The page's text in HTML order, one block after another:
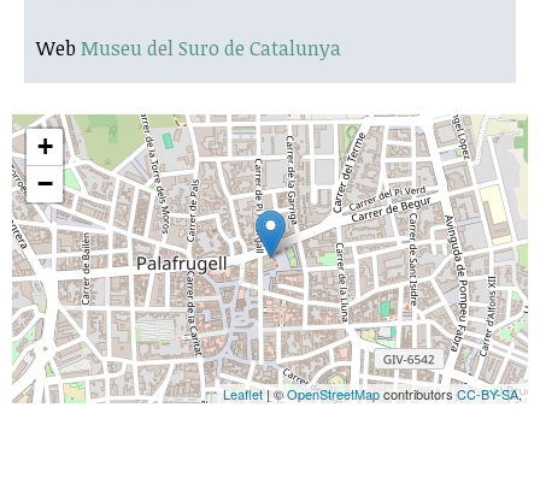
Web Museu del Suro de Catalunya
+
−
Leaflet| ©OpenStreetMapcontributorsCC-BY-SA,